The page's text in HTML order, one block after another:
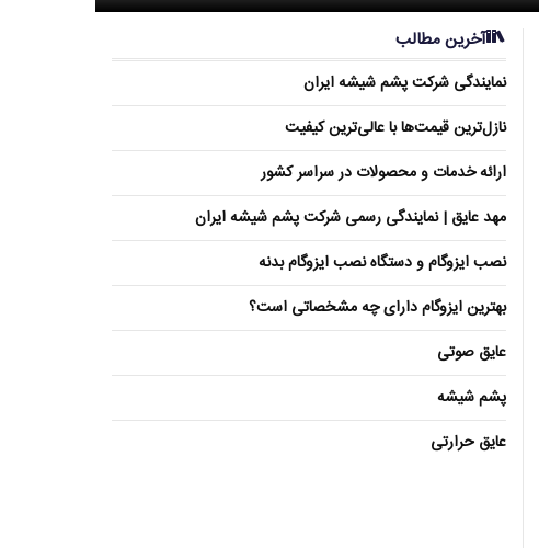
آخرین مطالب
نمایندگی شرکت پشم شیشه ایران
نازل‌ترین قیمت‌ها با عالی‌ترین کیفیت
ارائه خدمات و محصولات در سراسر کشور
مهد عایق | نمایندگی رسمی شرکت پشم شیشه ایران
نصب ایزوگام و دستگاه نصب ایزوگام بدنه
بهترین ایزوگام دارای چه مشخصاتی است؟
عایق صوتی
پشم شیشه
عایق حرارتی